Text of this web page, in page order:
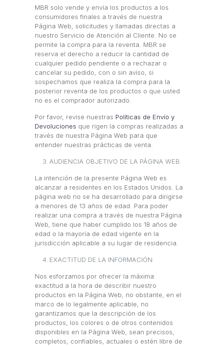
MBR solo vende y envía los productos a los
consumidores finales a través de nuestra
Página Web, solicitudes y llamadas directas a
nuestro Servicio de Atención al Cliente. No se
permite la compra para la reventa. MBR se
reserva el derecho a reducir la cantidad de
cualquier pedido pendiente o a rechazar o
cancelar su pedido, con o sin aviso, si
sospechamos que realiza la compra para la
posterior reventa de los productos o que usted
no es el comprador autorizado.
Por favor, revise nuestras Políticas de Envío y
Devoluciones que rigen la compras realizadas a
través de nuestra Página Web para que
entender nuestras prácticas de venta.
AUDIENCIA OBJETIVO DE LA PÁGINA WEB
La intención de la presente Página Web es
alcanzar a residentes en los Estados Unidos. La
página web no se ha desarrollado para dirigirse
a menores de 13 años de edad. Para poder
realizar una compra a través de nuestra Página
Web, tiene que haber cumplido los 18 años de
edad o la mayoría de edad vigente en la
jurisdicción aplicable a su lugar de residencia.
EXACTITUD DE LA INFORMACIÓN
Nos esforzamos por ofrecer la máxima
exactitud a la hora de describir nuestro
productos en la Página Web, no obstante, en el
marco de lo legalmente aplicable, no
garantizamos que la descripción de los
productos, los colores o de otros contenidos
disponibles en la Página Web, sean precisos,
completos, confiables, actuales o estén libre de